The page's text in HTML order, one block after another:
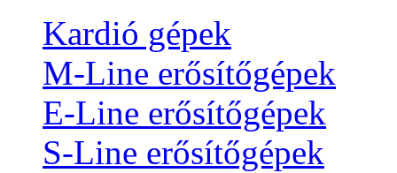
Kardió gépek
M-Line erősítőgépek
E-Line erősítőgépek
S-Line erősítőgépek